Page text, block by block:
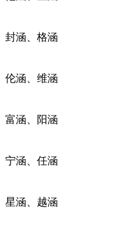
封涵、格涵
伦涵、维涵
富涵、阳涵
宁涵、任涵
星涵、越涵